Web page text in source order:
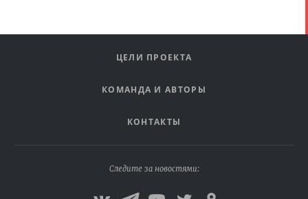
ЦЕЛИ ПРОЕКТА
КОМАНДА И АВТОРЫ
КОНТАКТЫ
Следите за новостями: